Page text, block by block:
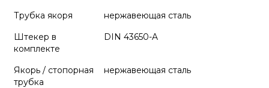
Трубка якоря
нержавеющая сталь
Штекер в
комплекте
DIN 43650-A
Якорь / стопорная
трубка
нержавеющая сталь